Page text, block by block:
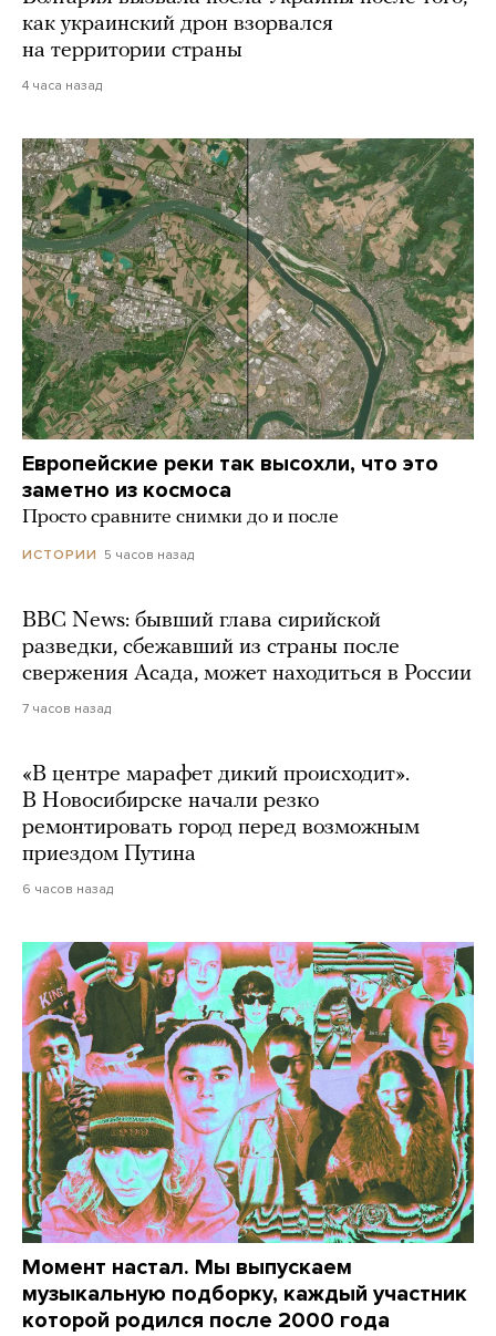
как украинский дрон взорвался
на территории страны
4 часа назад
Европейские реки так высохли, что это
заметно из космоса
Просто сравните снимки до и после
ИСТОРИИ 5 часов назад
BBC News: бывший глава сирийской
разведки, сбежавший из страны после
свержения Асада, может находиться в России
7 часов назад
«В центре марафет дикий происходит».
В Новосибирске начали резко
ремонтировать город перед возможным
приездом Путина
6 часов назад
Момент настал. Мы выпускаем
музыкальную подборку, каждый участник
которой родился после 2000 года